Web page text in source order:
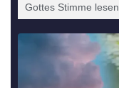
Got­tes Stim­me lesen